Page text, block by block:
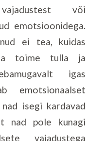
vajadustest või
emotsioonidega.
ei tea, kuidas
toime tulla ja
igas
emotsionaalset
isegi kardavad
nad pole kunagi
vajadustega